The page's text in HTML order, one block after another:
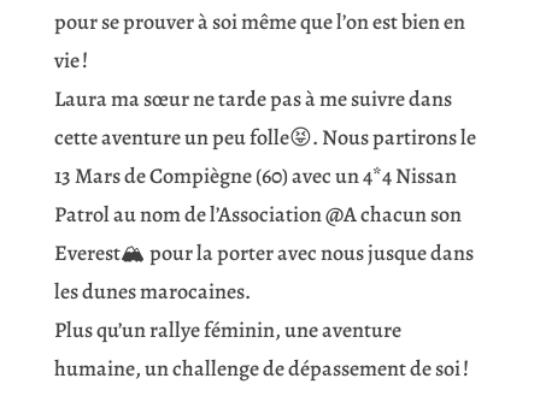
pour se prouver à soi même que l’on est bien en
vie !
Laura ma sœur ne tarde pas à me suivre dans
cette aventure un peu folle😝. Nous partirons le
13 Mars de Compiègne (60) avec un 4*4 Nissan
Patrol au nom de l’Association @A chacun son
Everest🏔️ pour la porter avec nous jusque dans
les dunes marocaines.
Plus qu’un rallye féminin, une aventure
humaine, un challenge de dépassement de soi !